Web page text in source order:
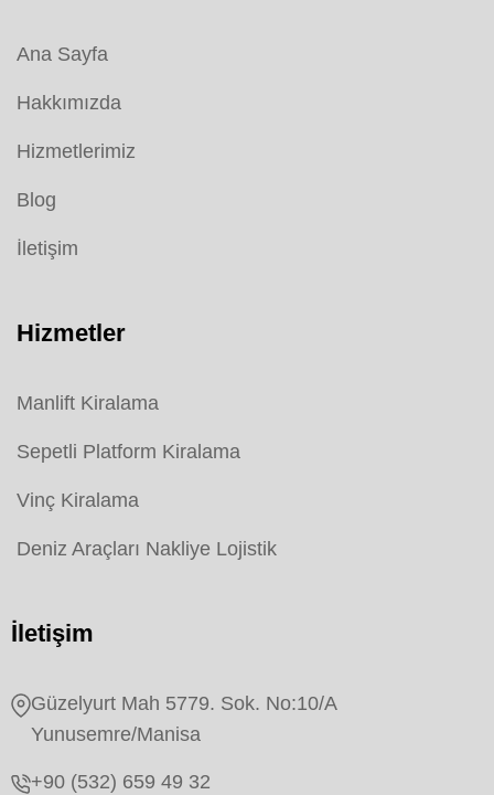
Ana Sayfa
Hakkımızda
Hizmetlerimiz
Blog
İletişim
Hizmetler
Manlift Kiralama
Sepetli Platform Kiralama
Vinç Kiralama
Deniz Araçları Nakliye Lojistik
İletişim
Güzelyurt Mah 5779. Sok. No:10/A
Yunusemre/Manisa
+90 (532) 659 49 32